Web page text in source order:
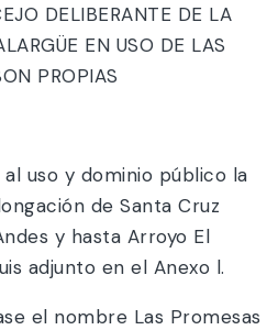
DELIBERANTE DE LA
EN USO DE LAS
PROPIAS
al uso y dominio público la
de Santa Cruz
y hasta Arroyo El
adjunto en el Anexo l.
el nombre Las Promesas